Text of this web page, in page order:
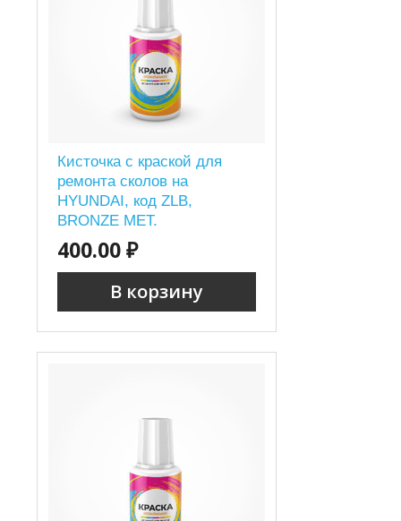
Кисточка с краской для
ремонта сколов на
HYUNDAI, код ZLB,
BRONZE MET.
400.00 ₽
В корзину